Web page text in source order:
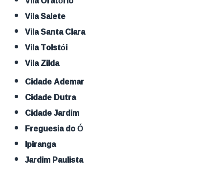
Vila Salete
Vila Santa Clara
Vila Tolstói
Vila Zilda
Cidade Ademar
Cidade Dutra
Cidade Jardim
Freguesia do Ó
Ipiranga
Jardim Paulista